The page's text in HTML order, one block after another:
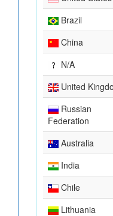
Brazil
China
N/A
United
Russian
Federation
Australia
India
Chile
Lithuania